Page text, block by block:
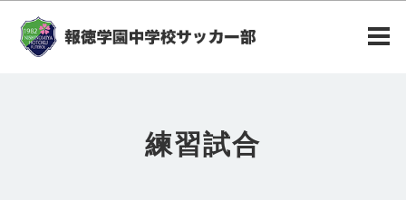
練習試合